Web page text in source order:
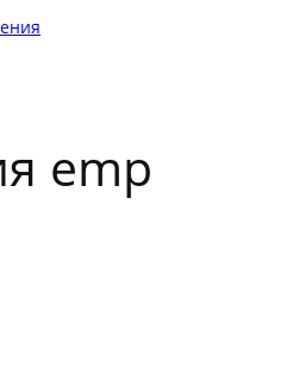
emp